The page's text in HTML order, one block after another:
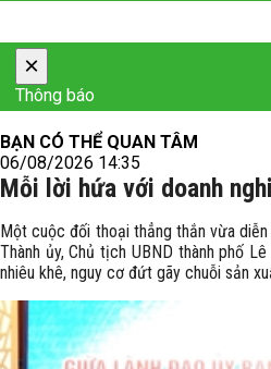
×
Thông báo
BẠN CÓ THỂ QUAN TÂM
06/08/2026 14:35
Mỗi lời hứa với doanh
Một cuộc đối thoại thẳng thắn vừa
Thành ủy, Chủ tịch UBND thành phố
nhiêu khê, nguy cơ đứt gãy chuỗi sản